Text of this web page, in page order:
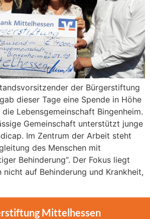
der Bürgerstiftung
dieser Tage eine Spende in Höhe
Lebensgemeinschaft Bingenheim.
Gemeinschaft unterstützt junge
Im Zentrum der Arbeit steht
des Menschen mit
Behinderung“. Der Fokus liegt
auf Behinderung und Krankheit,
Mittelhessen